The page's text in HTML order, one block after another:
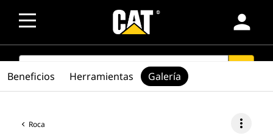
person
SEARCH
Roca more_vert
Beneficios Herramientas Galería